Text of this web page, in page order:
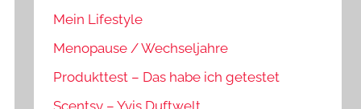
Mein Lifestyle
Menopause / Wechseljahre
Produkttest – Das habe ich getestet
Scentsy – Yvis Duftwelt